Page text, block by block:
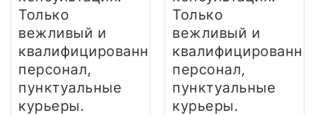
Только
вежливый и
квалифицированный
персонал,
пунктуальные
курьеры.
Только
вежливый и
персонал,
пунктуальные
курьеры.